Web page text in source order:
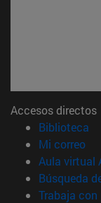
Accesos directos
Biblioteca
Mi correo
Aula virtual
Búsqueda
Trabaja